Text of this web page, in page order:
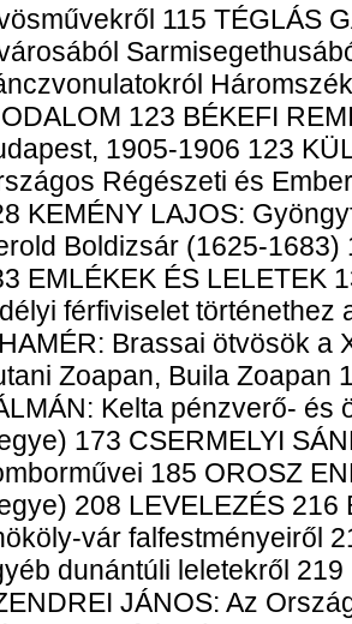
115 TÉGLÁS
123 BÉKEFI
1905-1906 123
Régészeti és
KEMÉNY LAJOS:
Boldizsár (1625-
EMLÉKEK ÉS LELETEK
férfiviselet történethez
Brassai ötvösök a
Zoapan, Buila Zoapan
Kelta pénzverő- és
173 CSERMELYI
185 OROSZ
208 LEVELEZÉS
vár falfestményeiről
dunántúli leletekről
JÁNOS: Az